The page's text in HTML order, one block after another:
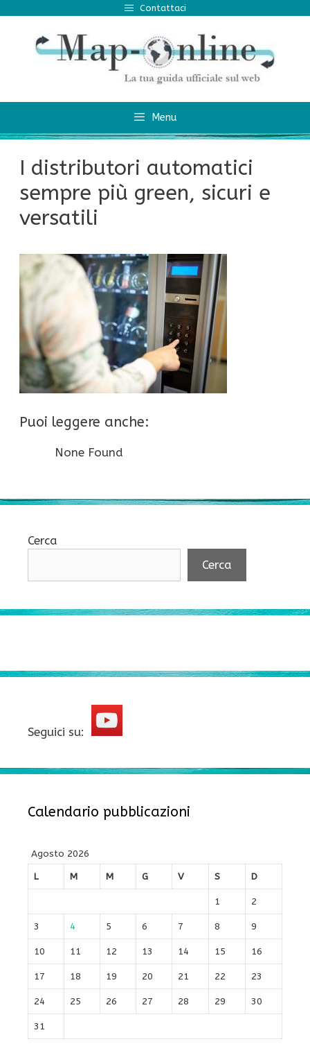
contenuto
Contattaci
Menu
I distributori automatici
sempre più green, sicuri e
versatili
Puoi leggere anche:
None Found
Cerca
Cerca
Seguici su:
Calendario pubblicazioni
Agosto 2026
L
M M G V S D
1 2
3 4 5 6 7 8 9
10 11 12 13 14 15 16
17 18 19 20 21 22 23
24 25 26 27 28 29 30
31